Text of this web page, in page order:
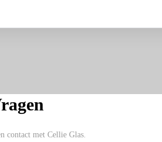
contact met Cellie Glas.